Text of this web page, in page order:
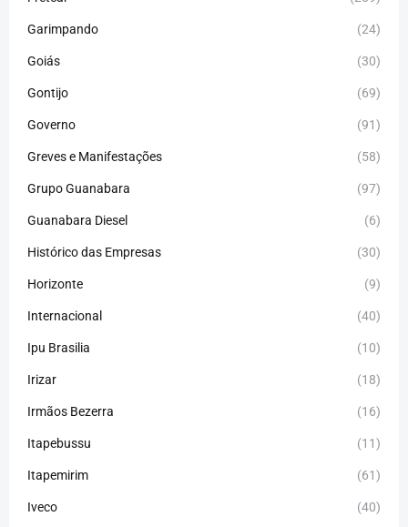
Garimpando (24)
Goiás (30)
Gontijo (69)
Governo (91)
Greves e Manifestações (58)
Grupo Guanabara (97)
Guanabara Diesel (6)
Histórico das Empresas (30)
Horizonte (9)
Internacional (40)
Ipu Brasilia (10)
Irizar (18)
Irmãos Bezerra (16)
Itapebussu (11)
Itapemirim (61)
Iveco (40)